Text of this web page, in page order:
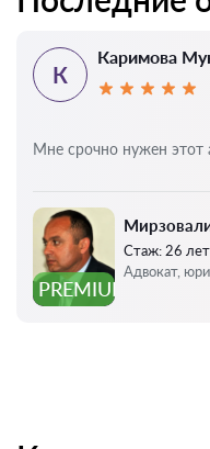
PREMIUM
Стаж: 26 лет
Адвокат,
К
Каримова
Мне срочно нужен этот